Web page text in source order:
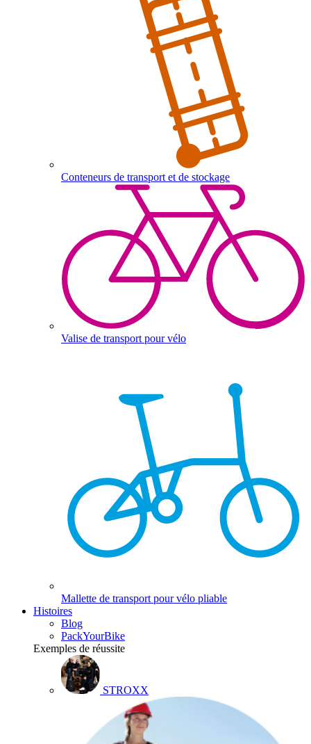
Conteneurs de transport et de stockage
Valise de transport pour vélo
Mallette de transport pour vélo pliable
Histoires
Blog
PackYourBike
Exemples de réussite
STROXX